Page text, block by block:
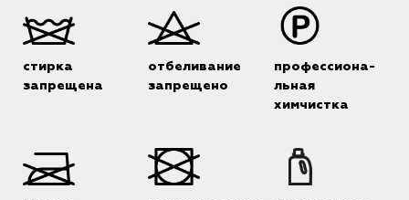
стирка
запрещена
отбеливание
запрещено
профессиона-
льная
химчистка